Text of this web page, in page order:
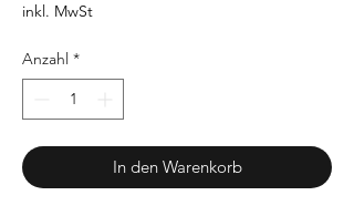
inkl. MwSt
Anzahl *
In den Warenkorb